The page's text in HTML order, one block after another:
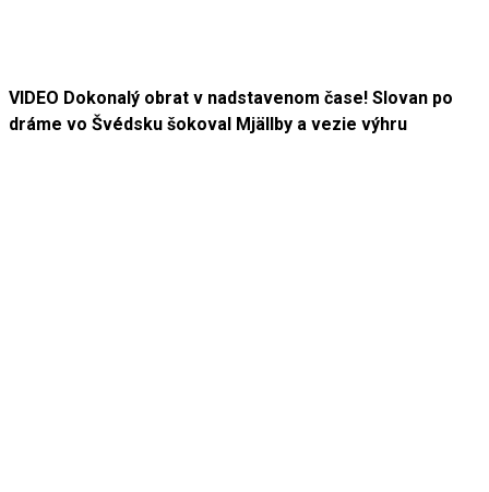
VIDEO Dokonalý obrat v nadstavenom čase! Slovan po
dráme vo Švédsku šokoval Mjällby a vezie výhru